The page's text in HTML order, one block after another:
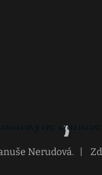
Nerudová.